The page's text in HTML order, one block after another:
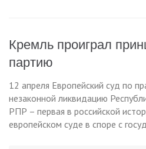
Кремль проиграл
партию
12 апреля Европейский суд по
незаконной ликвидацию
РПР – первая в российской
европейском суде в споре с